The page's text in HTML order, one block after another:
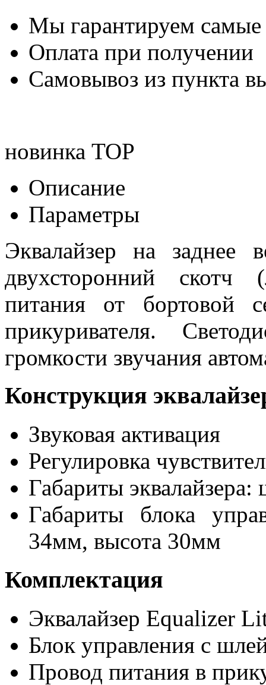
Мы гарантируем
Оплата при получении
Самовывоз из пункта
новинка TOP
Описание
Параметры
Эквалайзер на заднее
двухсторонний скотч
питания от бортовой
прикуривателя.
громкости звучания
Конструкция
Звуковая активация
Регулировка
Габариты
Габариты блока
34мм, высота 30мм
Комплектация
Эквалайзер Equalizer
Блок управления c
Провод питания в